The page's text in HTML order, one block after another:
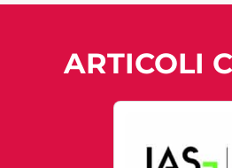
ARTICOLI